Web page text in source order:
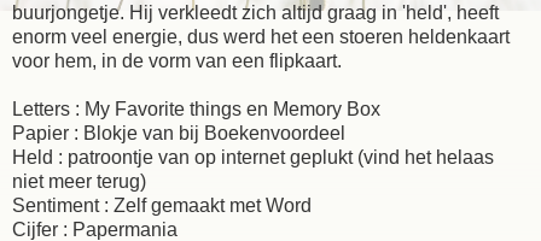
buurjongetje. Hij verkleedt zich altijd graag in 'held', heeft
enorm veel energie, dus werd het een stoeren heldenkaart
voor hem, in de vorm van een flipkaart.
Letters : My Favorite things en Memory Box
Papier : Blokje van bij Boekenvoordeel
Held : patroontje van op internet geplukt (vind het helaas
niet meer terug)
Sentiment : Zelf gemaakt met Word
Cijfer : Papermania